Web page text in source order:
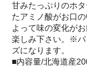
甘みたっぷりのホ
たアミノ酸がお口
よって味の変化が
楽しみ下さい。※
ズになります。
■内容量/北海道産